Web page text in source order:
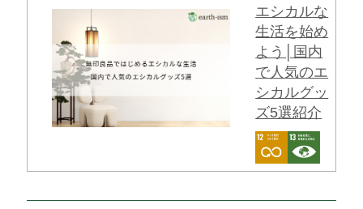
エシカルな
生活を始め
よう│国内
で人気のエ
シカルグッ
ズ5選紹介